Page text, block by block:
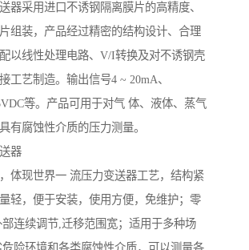
器采用进口不诱钢隔离膜片的高精度、
组装，产品经过精密的结构设计、合理
以线性处理电路、V/I转换及对不诱钢壳
工艺制造。输出信号4 ~ 20mA、
等。产品可用于对气 体、液体、蒸气
有腐蚀性介质的压力测量。
器
体现世界一 流压力变送器工艺，结构紧
轻，便于安装，使用方便，免维护；零
连续调节,迁移范围宽；适用于多种场